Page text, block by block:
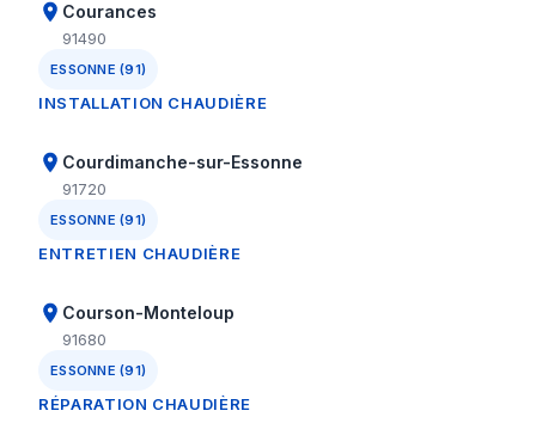
Courances
91490
ESSONNE (91)
INSTALLATION CHAUDIÈRE
Courdimanche-sur-Essonne
91720
ESSONNE (91)
ENTRETIEN CHAUDIÈRE
Courson-Monteloup
91680
ESSONNE (91)
RÉPARATION CHAUDIÈRE